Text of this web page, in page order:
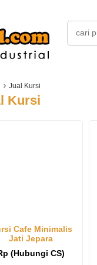
Jual Kursi
Kursi
Cafe Minimalis
Jati Jepara
(Hubungi CS)